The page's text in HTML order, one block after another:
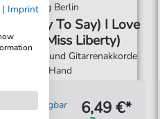
Irving Berlin
One Way To Say) I Love
(from Miss Liberty)
Gesang und Gitarrenakkorde
rechten Hand
verfügbar
6,49 €*
| Imprint